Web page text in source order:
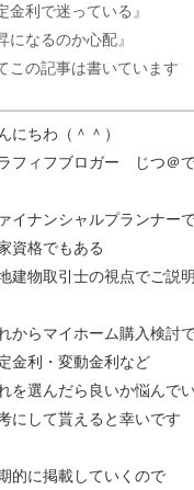
金利で迷っている』
になるのか心配』
この記事は書いています
にちわ（＾＾）
フィフブロガー じつ＠
イナンシャルプランナー
資格でもある
建物取引士の視点でご説明
からマイホーム購入検討
金利・変動金利など
を選んだら良いか悩んで
にして貰えると幸いです
的に掲載していくので